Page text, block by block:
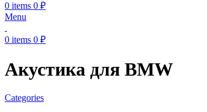
0 items 0 ₽
Menu
0 items 0 ₽
Акустика для BMW
Categories